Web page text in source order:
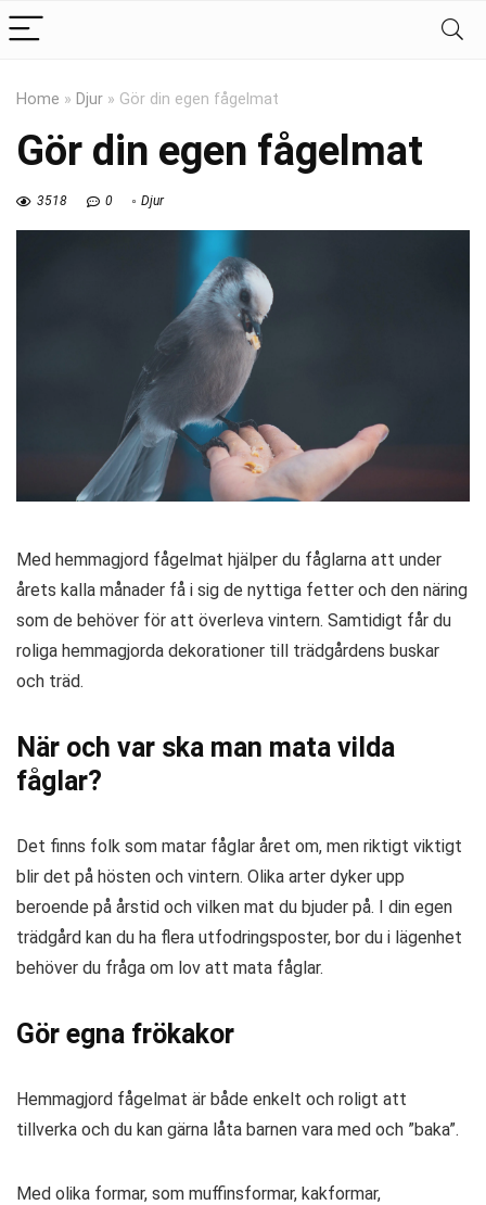
Home » Djur » Gör din egen fågelmat
Gör din egen fågelmat
3518 0 Djur
Med hemmagjord fågelmat hjälper du fåglarna att under
årets kalla månader få i sig de nyttiga fetter och den näring
som de behöver för att överleva vintern. Samtidigt får du
roliga hemmagjorda dekorationer till trädgårdens buskar
och träd.
När och var ska man mata vilda
fåglar?
Det finns folk som matar fåglar året om, men riktigt viktigt
blir det på hösten och vintern. Olika arter dyker upp
beroende på årstid och vilken mat du bjuder på. I din egen
trädgård kan du ha flera utfodringsposter, bor du i lägenhet
behöver du fråga om lov att mata fåglar.
Gör egna frökakor
Hemmagjord fågelmat är både enkelt och roligt att
tillverka och du kan gärna låta barnen vara med och ”baka”.
Med olika formar, som muffinsformar, kakformar,